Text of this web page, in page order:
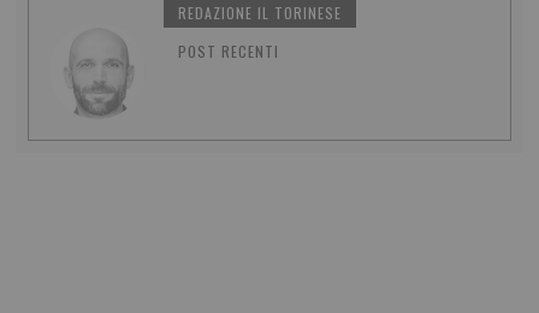
REDAZIONE IL TORINESE
POST RECENTI